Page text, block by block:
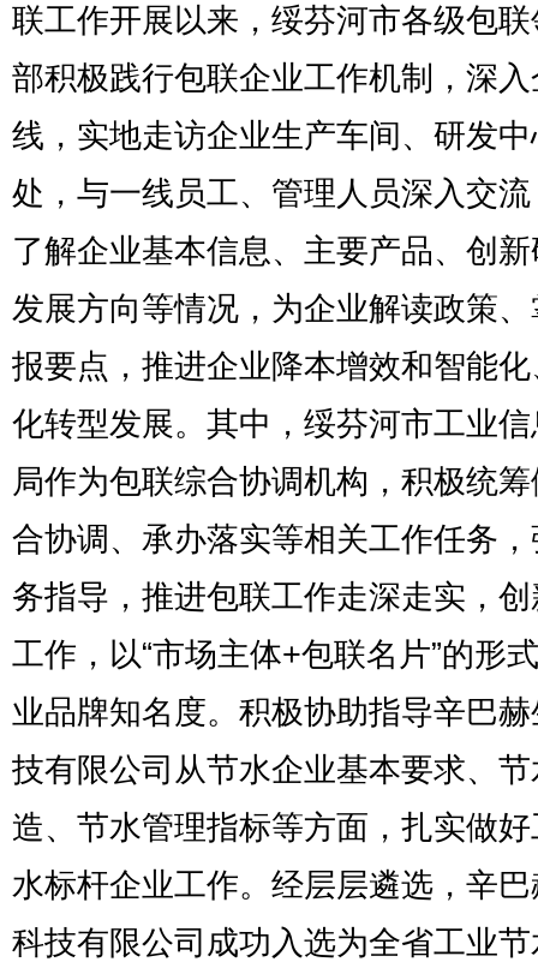
联工作开展以来，绥芬河市各级包
部积极践行包联企业工作机制，深
线，实地走访企业生产车间、研发
处，与一线员工、管理人员深入交
了解企业基本信息、主要产品、创
发展方向等情况，为企业解读政策
报要点，推进企业降本增效和智能
化转型发展。其中，绥芬河市工业
局作为包联综合协调机构，积极统
合协调、承办落实等相关工作任务
务指导，推进包联工作走深走实，
工作，以“市场主体+包联名片”的形
业品牌知名度。积极协助指导辛巴
技有限公司从节水企业基本要求、
造、节水管理指标等方面，扎实做
水标杆企业工作。经层层遴选，辛
科技有限公司成功入选为全省工业